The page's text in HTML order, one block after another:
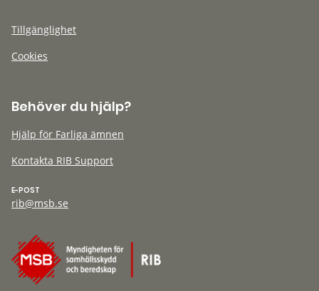
Tillgänglighet
Cookies
Behöver du hjälp?
Hjälp för Farliga ämnen
Kontakta RIB Support
E-POST
rib@msb.se